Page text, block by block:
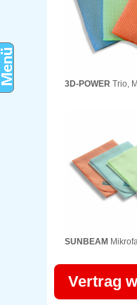
3D-POWER Trio,
SUNBEAM
Vertrag